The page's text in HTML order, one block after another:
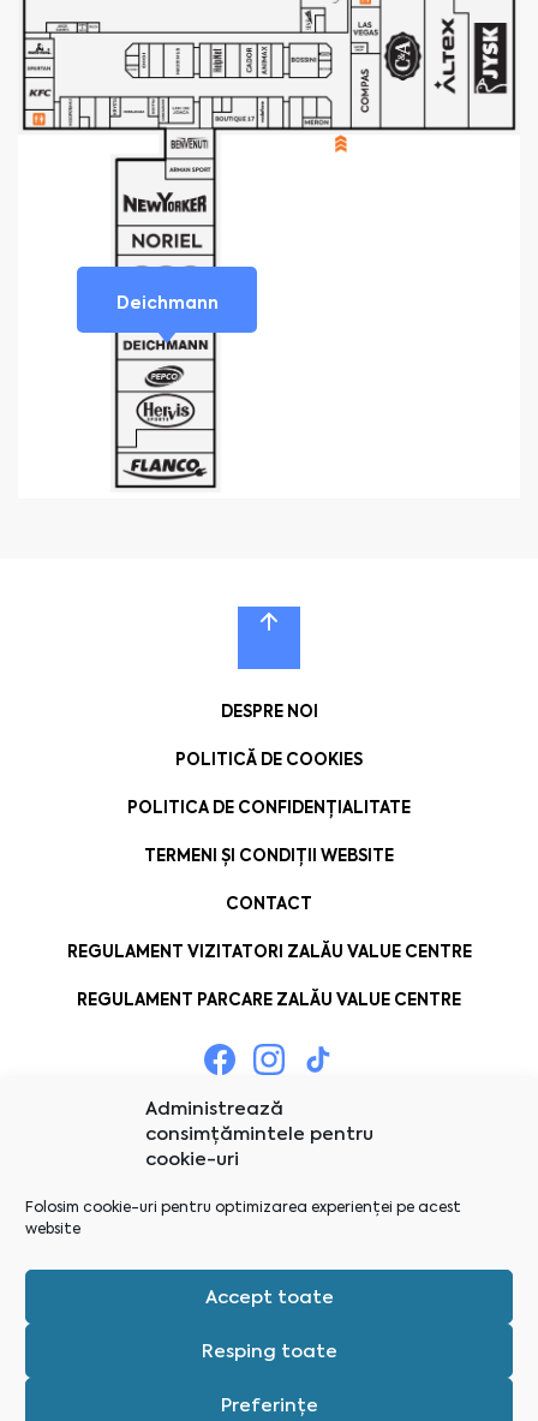
Administrează
consimțămintele pentru
cookie-uri
Folosim cookie-uri pentru optimizarea experienței pe acest
website
Accept toate
Resping toate
Preferințe
Deichmann
DESPRE NOI
POLITICĂ DE COOKIES
POLITICA DE CONFIDENȚIALITATE
TERMENI ȘI CONDIȚII WEBSITE
CONTACT
REGULAMENT VIZITATORI ZALĂU VALUE CENTRE
REGULAMENT PARCARE ZALĂU VALUE CENTRE